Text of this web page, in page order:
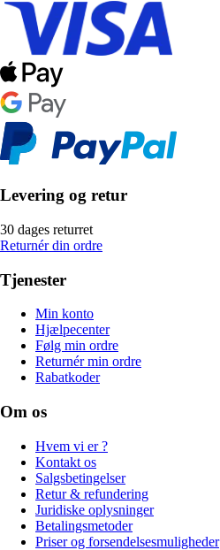
Levering og retur
30 dages returret
Returnér din ordre
Tjenester
Min konto
Hjælpecenter
Følg min ordre
Returnér min ordre
Rabatkoder
Om os
Hvem vi er ?
Kontakt os
Salgsbetingelser
Retur & refundering
Juridiske oplysninger
Betalingsmetoder
Priser og forsendelsesmuligheder